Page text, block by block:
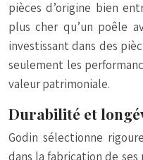
pièces d’origine bien
plus cher qu’un poêle
investissant dans des
seulement les
valeur patrimoniale.
Durabilité et
Godin sélectionne
dans la fabrication de